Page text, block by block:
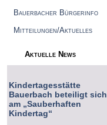
Bauerbacher Bürgerinfo
Mitteilungen/Aktuelles
Aktuelle News
Kindertagesstätte
Bauerbach beteiligt sich
am „Sauberhaften
Kindertag“